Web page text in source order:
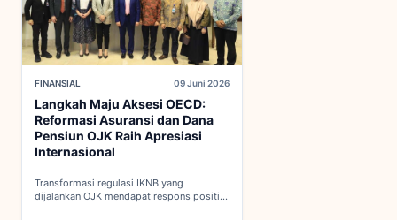
FINANSIAL 09 Juni 2026
Langkah Maju Aksesi OECD:
Reformasi Asuransi dan Dana
Pensiun OJK Raih Apresiasi
Internasional
Transformasi regulasi IKNB yang
dijalankan OJK mendapat respons positif